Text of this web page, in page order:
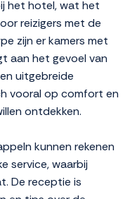
het hotel, wat het
reizigers met de
zijn er kamers met
aan het gevoel van
uitgebreide
vooral op comfort en
ontdekken.
kunnen rekenen
service, waarbij
De receptie is